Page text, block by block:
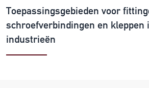
Toepassingsgebieden voor
schroefverbindingen en kleppen
industrieën